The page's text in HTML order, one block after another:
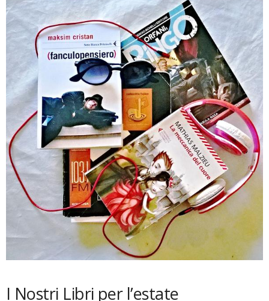
I Nostri Libri per l’estate